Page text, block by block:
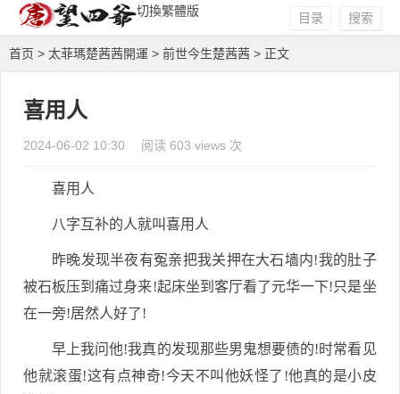
切換繁體版 搜索
目录
首页 > 太菲瑪楚茜茜開運 > 前世今生楚茜茜 > 正文
喜用人
2024-06-02 10:30 阅读 603 views 次
喜用人
八字互补的人就叫喜用人
昨晚发现半夜有冤亲把我关押在大石墙内!我的肚子
被石板压到痛过身来!起床坐到客厅看了元华一下!只是坐
在一旁!居然人好了!
早上我问他!我真的发现那些男鬼想要债的!时常看见
他就滚蛋!这有点神奇!今天不叫他妖怪了!他真的是小皮